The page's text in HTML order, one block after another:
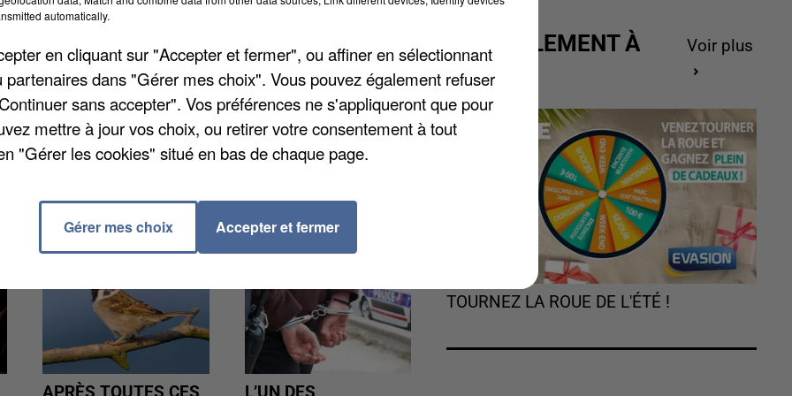
et Rollot, d’où il revenait. Selon les premiers
là-bas, pour la fête communale organisée ce week-
vidéoprotection de Rollot pour retracer une partie
ACTUELLEMENT À
GAGNER
Voir plus
TOURNEZ LA ROUE DE L'ÉTÉ !
automatically.
en cliquant sur "Accepter et fermer", ou affiner en sélectionnant
partenaires dans "Gérer mes choix". Vous pouvez également refuser
sans accepter". Vos préférences ne s'appliqueront que pour
mettre à jour vos choix, ou retirer votre consentement à tout
"Gérer les cookies" situé en bas de chaque page.
Gérer mes choix Accepter et fermer